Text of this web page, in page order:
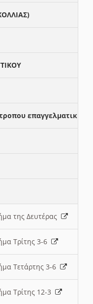
επαγγελματικης
της Δευτέρας
Τρίτης 3-6
Τετάρτης 3-6
Τρίτης 12-3